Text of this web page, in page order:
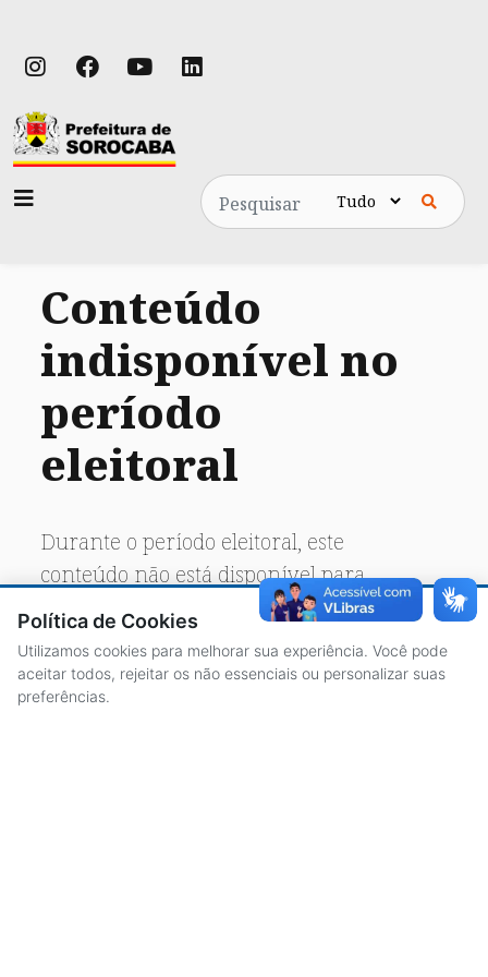
Pesquisa
Conteúdo
indisponível no
período
eleitoral
Durante o período eleitoral, este
conteúdo não está disponível para
acesso público.
Política de Cookies
Utilizamos cookies para melhorar sua experiência. Você pode
aceitar todos, rejeitar os não essenciais ou personalizar suas
preferências.